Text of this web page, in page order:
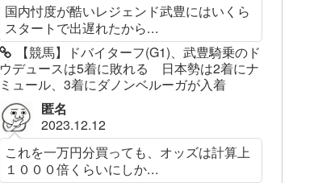
国内忖度が酷いレジェンド武豊にはいくら
スタートで出遅れたから...
【競馬】ドバイターフ(G1)、武豊騎乗のド
ウデュースは5着に敗れる 日本勢は2着にナ
ミュール、3着にダノンベルーガが入着
匿名
2023.12.12
これを一万円分買っても、オッズは計算上
１０００倍くらいにしか...